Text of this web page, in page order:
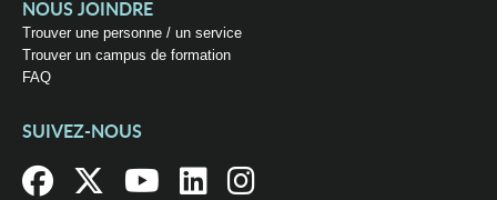
NOUS JOINDRE
Trouver une personne / un service
Trouver un campus de formation
FAQ
SUIVEZ-NOUS